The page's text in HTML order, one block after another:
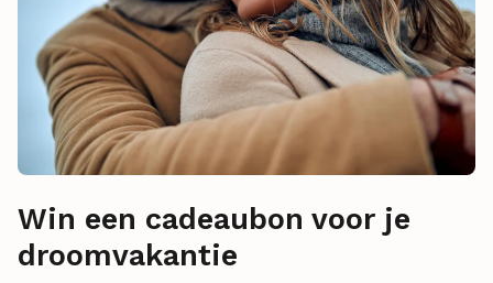
Win een cadeaubon voor je
droomvakantie